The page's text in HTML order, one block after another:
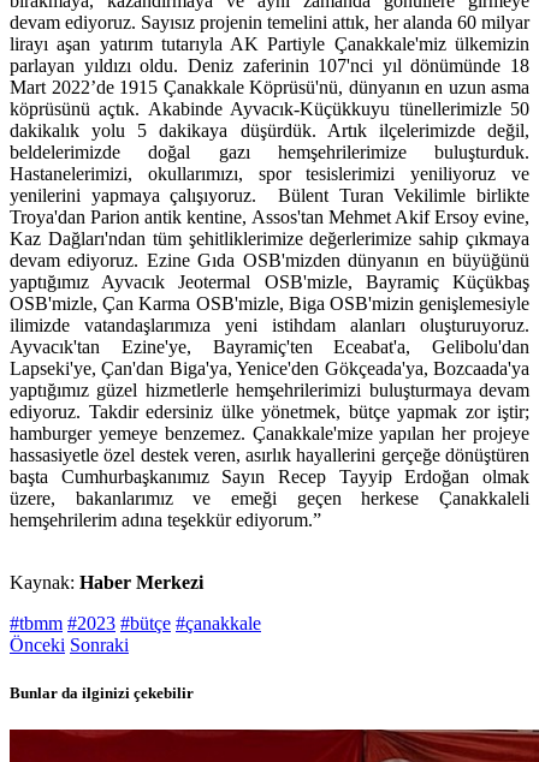
devam ediyoruz. Sayısız projenin temelini attık, her alanda 60 milyar
lirayı aşan yatırım tutarıyla AK Partiyle Çanakkale'miz ülkemizin
parlayan yıldızı oldu. Deniz zaferinin 107'nci yıl dönümünde 18
Mart 2022’de 1915 Çanakkale Köprüsü'nü, dünyanın en uzun asma
köprüsünü açtık. Akabinde Ayvacık-Küçükkuyu tünellerimizle 50
dakikalık yolu 5 dakikaya düşürdük. Artık ilçelerimizde değil,
beldelerimizde doğal gazı hemşehrilerimize buluşturduk.
Hastanelerimizi, okullarımızı, spor tesislerimizi yeniliyoruz ve
yenilerini yapmaya çalışıyoruz. Bülent Turan Vekilimle birlikte
Troya'dan Parion antik kentine, Assos'tan Mehmet Akif Ersoy evine,
Kaz Dağları'ndan tüm şehitliklerimize değerlerimize sahip çıkmaya
devam ediyoruz. Ezine Gıda OSB'mizden dünyanın en büyüğünü
yaptığımız Ayvacık Jeotermal OSB'mizle, Bayramiç Küçükbaş
OSB'mizle, Çan Karma OSB'mizle, Biga OSB'mizin genişlemesiyle
ilimizde vatandaşlarımıza yeni istihdam alanları oluşturuyoruz.
Ayvacık'tan Ezine'ye, Bayramiç'ten Eceabat'a, Gelibolu'dan
Lapseki'ye, Çan'dan Biga'ya, Yenice'den Gökçeada'ya, Bozcaada'ya
yaptığımız güzel hizmetlerle hemşehrilerimizi buluşturmaya devam
ediyoruz. Takdir edersiniz ülke yönetmek, bütçe yapmak zor iştir;
hamburger yemeye benzemez. Çanakkale'mize yapılan her projeye
hassasiyetle özel destek veren, asırlık hayallerini gerçeğe dönüştüren
başta Cumhurbaşkanımız Sayın Recep Tayyip Erdoğan olmak
üzere, bakanlarımız ve emeği geçen herkese Çanakkaleli
hemşehrilerim adına teşekkür ediyorum.”
Kaynak: Haber Merkezi
#tbmm #2023 #bütçe #çanakkale
Önceki Sonraki
Bunlar da ilginizi çekebilir